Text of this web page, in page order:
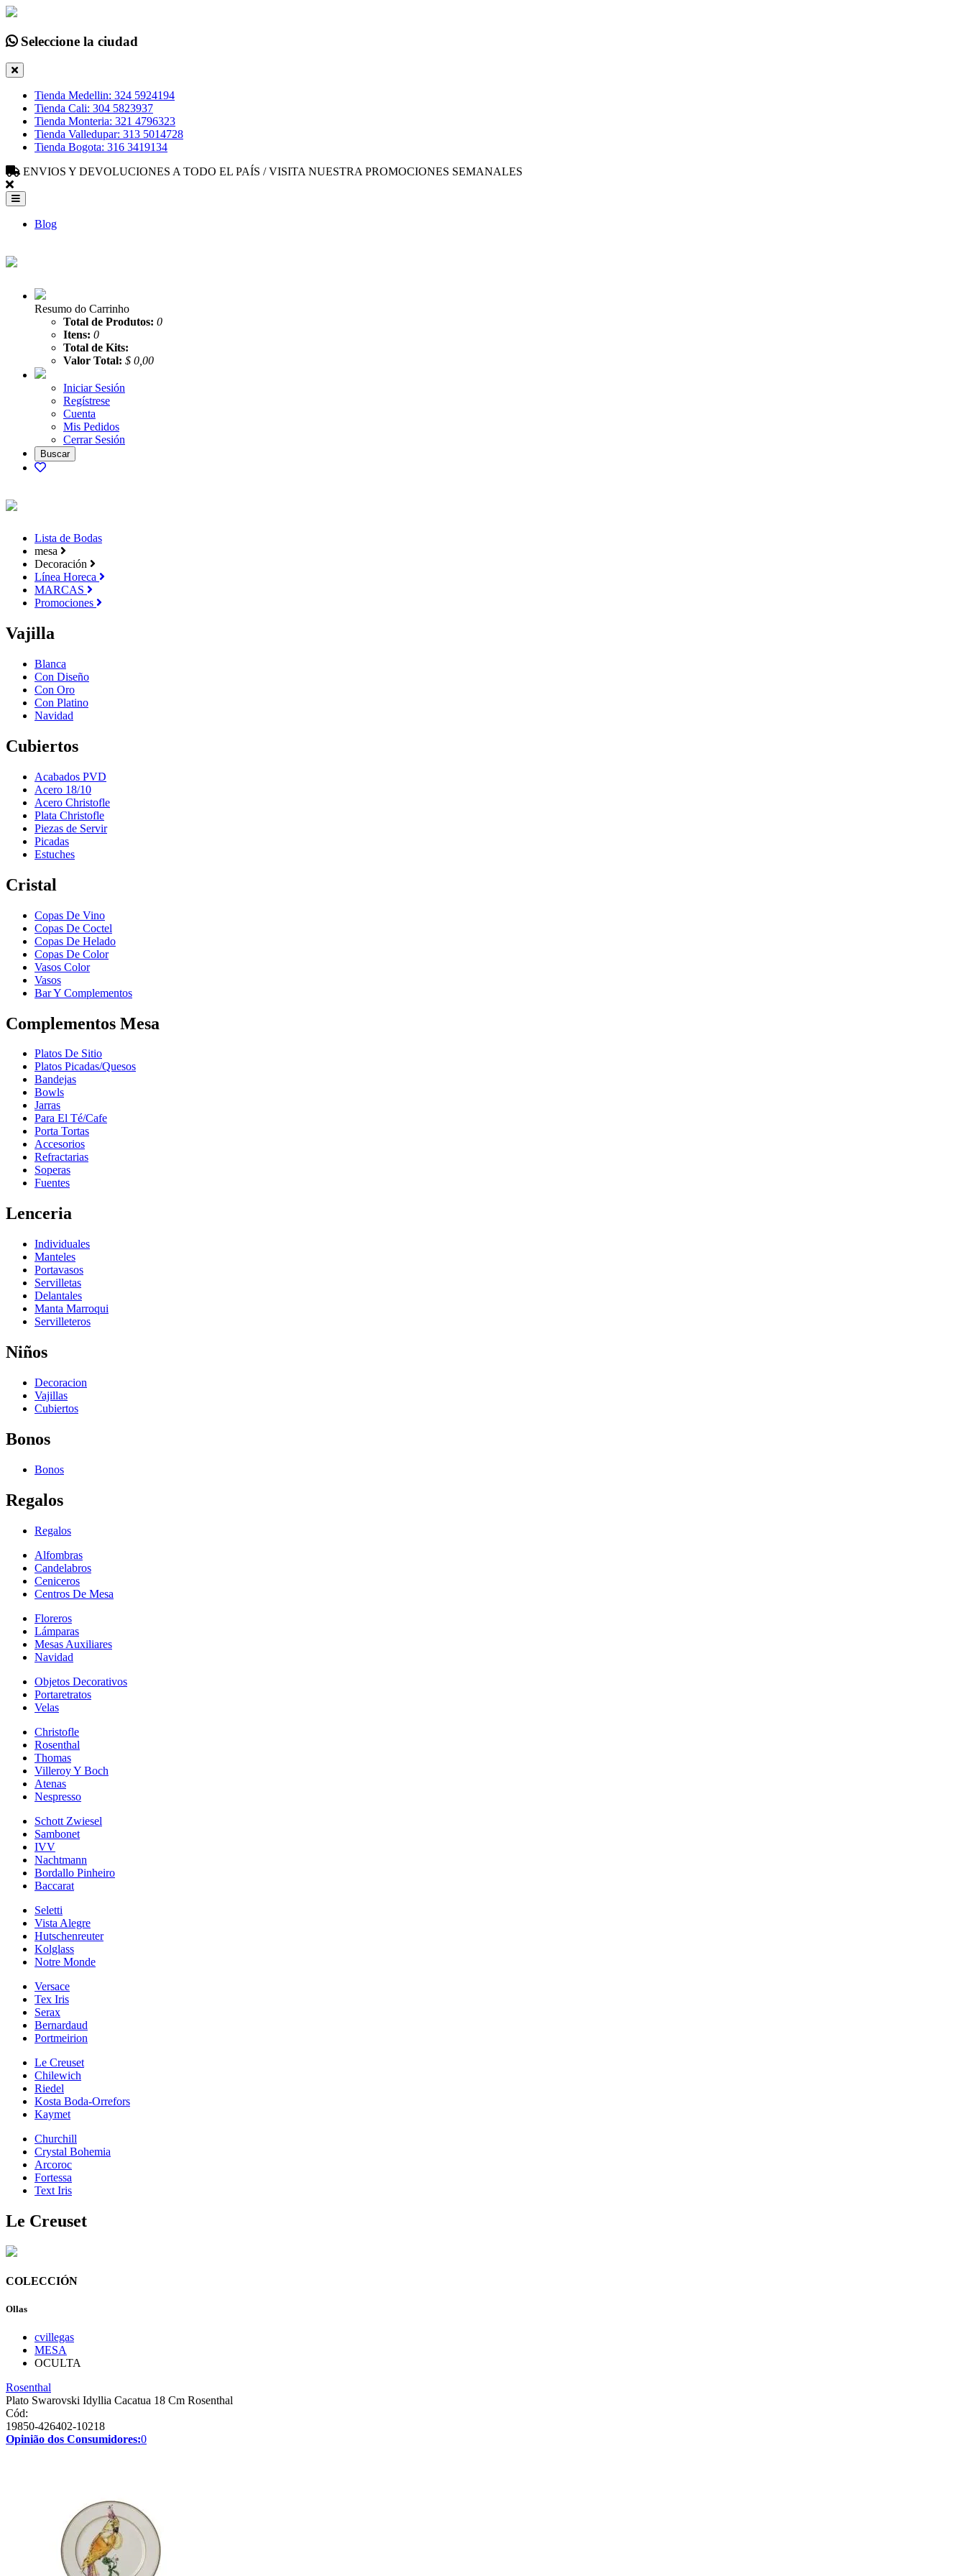
Seleccione la ciudad
Tienda Medellin: 324 5924194
Tienda Cali: 304 5823937
Tienda Monteria: 321 4796323
Tienda Valledupar: 313 5014728
Tienda Bogota: 316 3419134
ENVIOS Y DEVOLUCIONES A TODO EL PAÍS / VISITA NUESTRA PROMOCIONES SEMANALES
Blog
Resumo do Carrinho
Total de Produtos: 0
Itens: 0
Total de Kits:
Valor Total: $ 0,00
Iniciar Sesión
Regístrese
Cuenta
Mis Pedidos
Cerrar Sesión
Lista de Bodas
mesa
Decoración
Línea Horeca
MARCAS
Promociones
Vajilla
Blanca
Con Diseño
Con Oro
Con Platino
Navidad
Cubiertos
Acabados PVD
Acero 18/10
Acero Christofle
Plata Christofle
Piezas de Servir
Picadas
Estuches
Cristal
Copas De Vino
Copas De Coctel
Copas De Helado
Copas De Color
Vasos Color
Vasos
Bar Y Complementos
Complementos Mesa
Platos De Sitio
Platos Picadas/Quesos
Bandejas
Bowls
Jarras
Para El Té/Cafe
Porta Tortas
Accesorios
Refractarias
Soperas
Fuentes
Lenceria
Individuales
Manteles
Portavasos
Servilletas
Delantales
Manta Marroqui
Servilleteros
Niños
Decoracion
Vajillas
Cubiertos
Bonos
Bonos
Regalos
Regalos
Alfombras
Candelabros
Ceniceros
Centros De Mesa
Floreros
Lámparas
Mesas Auxiliares
Navidad
Objetos Decorativos
Portaretratos
Velas
Christofle
Rosenthal
Thomas
Villeroy Y Boch
Atenas
Nespresso
Schott Zwiesel
Sambonet
IVV
Nachtmann
Bordallo Pinheiro
Baccarat
Seletti
Vista Alegre
Hutschenreuter
Kolglass
Notre Monde
Versace
Tex Iris
Serax
Bernardaud
Portmeirion
Le Creuset
Chilewich
Riedel
Kosta Boda-Orrefors
Kaymet
Churchill
Crystal Bohemia
Arcoroc
Fortessa
Text Iris
Le Creuset
COLECCIÓN
Ollas
cvillegas
MESA
OCULTA
Rosenthal
Plato Swarovski Idyllia Cacatua 18 Cm Rosenthal
Cód:
19850-426402-10218
Opinião dos Consumidores:0